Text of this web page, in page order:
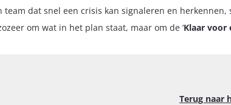
team dat snel een crisis kan signaleren en
om wat in het plan staat, maar om de ‘Klaar voor
Terug naar